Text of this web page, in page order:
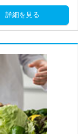
詳細を見る